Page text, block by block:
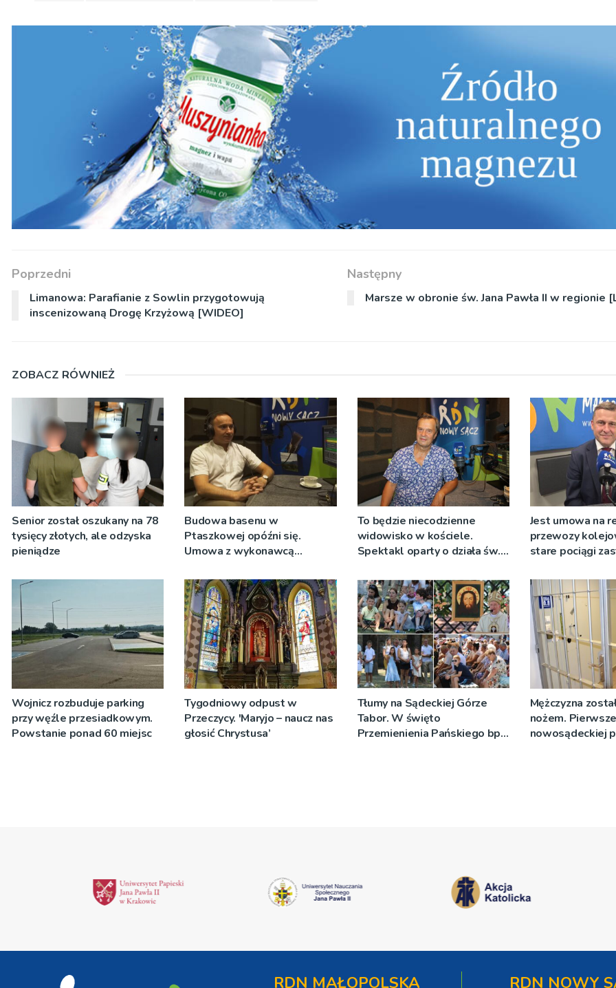
Poprzedni
Limanowa: Parafianie z Sowlin przygotowują
inscenizowaną Drogę Krzyżową [WIDEO]
Następny
Marsze w obronie św. Jana Pawła II w regionie
ZOBACZ RÓWNIEŻ
Senior został oszukany na 78
tysięcy złotych, ale odzyska
pieniądze
Budowa basenu w
Ptaszkowej opóźni się.
Umowa z wykonawcą
zostanie podpisana
To będzie niecodzienne
widowisko w kościele.
Spektakl oparty o działa św.
Jest umowa na
przewozy
stare pociągi
Wojnicz rozbuduje parking
przy węźle przesiadkowym.
Powstanie ponad 60 miejsc
Tygodniowy odpust w
Przeczycy. 'Maryjo – naucz nas
głosić Chrystusa’
Tłumy na Sądeckiej Górze
Tabor. W święto
Przemienienia Pańskiego bp
Mężczyzna
nożem.
nowosądeckiej
RDN MAŁOPOLSKA RDN NOWY